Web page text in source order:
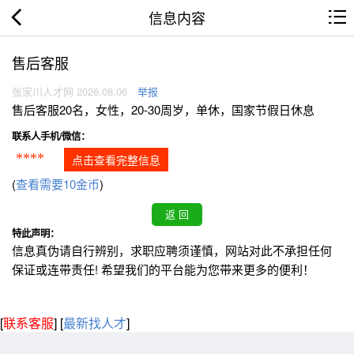
信息内容
售后客服
张家川人才网 2026.08.06 举报
售后客服20名，女性，20-30周岁，单休，国家节假日休息
联系人手机/微信：
**** 点击查看完整信息
(查看需要10金币)
特此声明：
信息真伪请自行辨别，求职应聘须谨慎，网站对此不承担任何
保证或连带责任! 希望我们的平台能为您带来更多的便利！
[联系客服] [最新找人才]